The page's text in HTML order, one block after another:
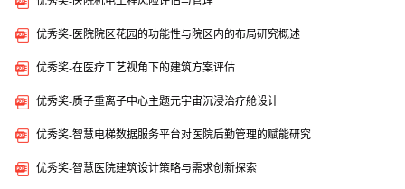
优秀奖-医院院区花园的功能性与院区内的布局研究概述
优秀奖-在医疗工艺视角下的建筑方案评估
优秀奖-质子重离子中心主题元宇宙沉浸治疗舱设计
优秀奖-智慧电梯数据服务平台对医院后勤管理的赋能研究
优秀奖-智慧医院建筑设计策略与需求创新探索